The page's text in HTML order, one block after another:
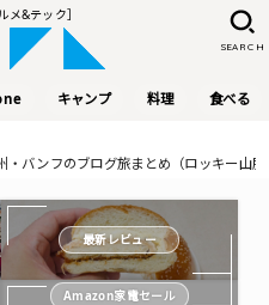
メ&テック］
キャンプ 料理 食べる
SEARCH
・バンフのブログ旅まとめ（ロッキー山
最新レビュー
Amazon家電セール